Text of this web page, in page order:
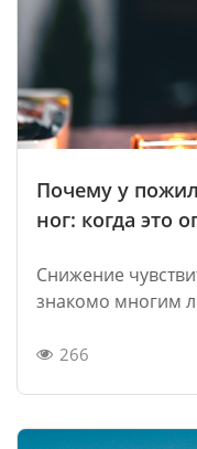
Почему у
ног: когда это
Снижение
знакомо многим
266